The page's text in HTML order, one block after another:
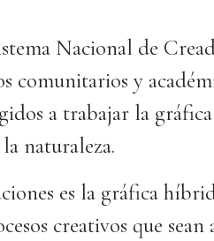
Nacional de
comunitarios y
a trabajar la
naturaleza.
es la gráfica
creativos que